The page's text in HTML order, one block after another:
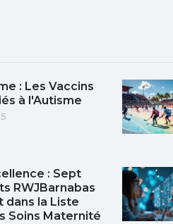
: Les Vaccins
à l'Autisme
: Sept
RWJBarnabas
dans la Liste
Soins Maternité